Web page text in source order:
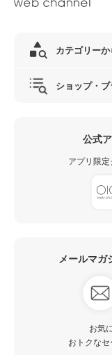
カテゴリー
ショップ・
公式
アプリ限
メールマガ
お気
おトクな